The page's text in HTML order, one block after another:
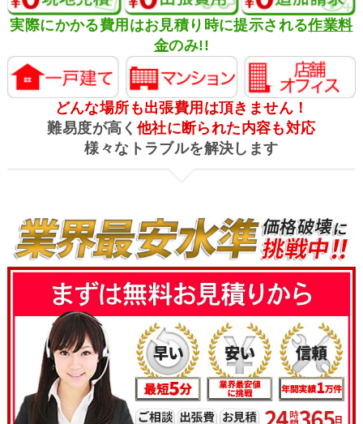
実際にかかる費用はお見積り時に提示される作業料
金のみ!!
どんな場所も出張費用は頂きません！
難易度が高く 他社に断られた内容も対応
様々なトラブルを解決します